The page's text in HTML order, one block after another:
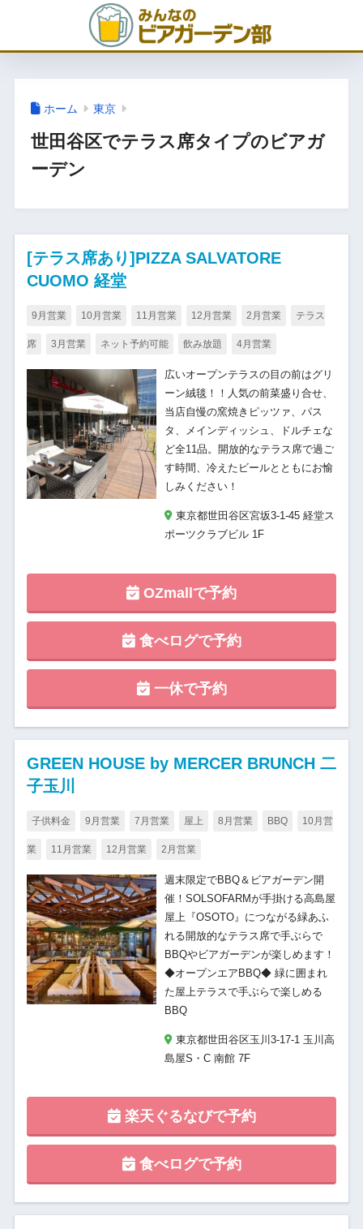
ホーム 東京
世田谷区でテラス席タイプのビアガ
ーデン
[テラス席あり]PIZZA SALVATORE
CUOMO 経堂
9月営業 10月営業 11月営業 12月営業 2月営業 テラス
席 3月営業 ネット予約可能 飲み放題 4月営業
広いオープンテラスの目の前はグリ
ーン絨毯！！人気の前菜盛り合せ、
当店自慢の窯焼きピッツァ、パス
タ、メインディッシュ、ドルチェな
ど全11品。開放的なテラス席で過ご
す時間、冷えたビールとともにお愉
しみください！
東京都世田谷区宮坂3-1-45 経堂ス
ポーツクラブビル 1F
OZmallで予約
食べログで予約
一休で予約
GREEN HOUSE by MERCER BRUNCH 二
子玉川
子供料金 9月営業 7月営業 屋上 8月営業 BBQ 10月営
業 11月営業 12月営業 2月営業
週末限定でBBQ＆ビアガーデン開
催！SOLSOFARMが手掛ける高島屋
屋上『OSOTO』につながる緑あふ
れる開放的なテラス席で手ぶらで
BBQやビアガーデンが楽しめます！
◆オープンエアBBQ◆ 緑に囲まれ
た屋上テラスで手ぶらで楽しめる
BBQ
東京都世田谷区玉川3-17-1 玉川高
島屋S・C 南館 7F
楽天ぐるなびで予約
食べログで予約